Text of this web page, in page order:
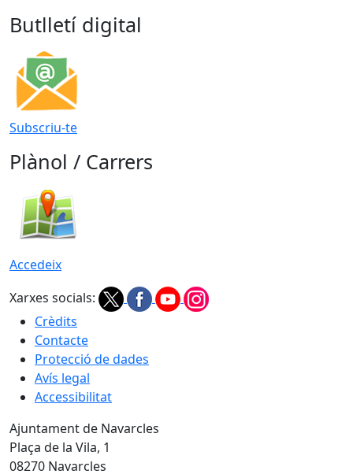
Butlletí digital
Subscriu-te
Plànol / Carrers
Accedeix
Xarxes socials:
Crèdits
Contacte
Protecció de dades
Avís legal
Accessibilitat
Ajuntament de Navarcles
Plaça de la Vila, 1
08270 Navarcles